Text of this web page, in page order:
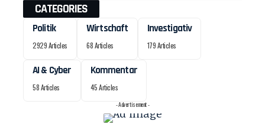
CATEGORIES
Politik
2929 Articles
Wirtschaft
68 Articles
Investigativ
179 Articles
AI & Cyber
58 Articles
Kommentar
45 Articles
- Advertisement -